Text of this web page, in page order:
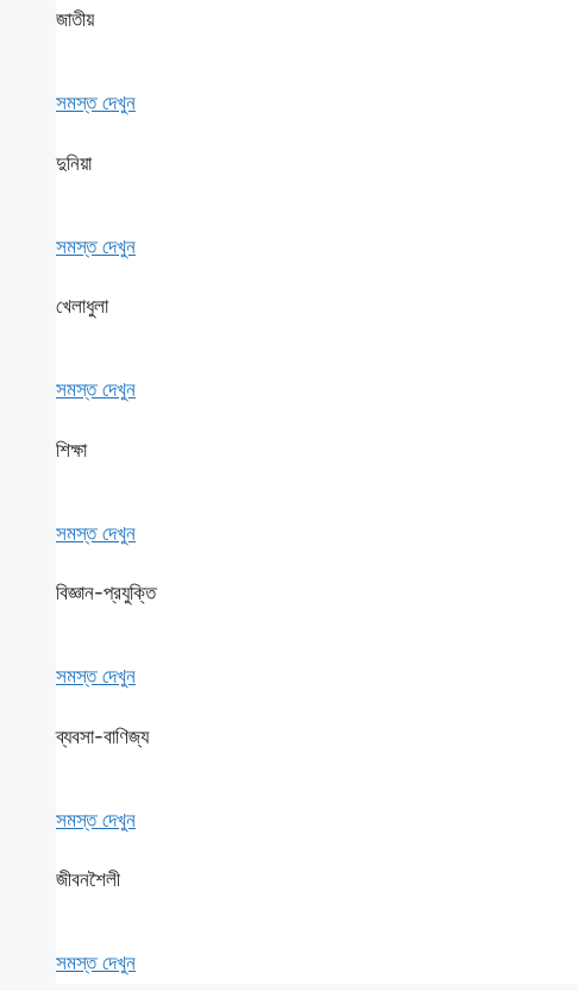
জাতীয়
সমস্ত দেখুন
দুনিয়া
সমস্ত দেখুন
খেলাধুলা
সমস্ত দেখুন
শিক্ষা
সমস্ত দেখুন
বিজ্ঞান-প্রযুক্তি
সমস্ত দেখুন
ব্যবসা-বাণিজ্য
সমস্ত দেখুন
জীবনশৈলী
সমস্ত দেখুন